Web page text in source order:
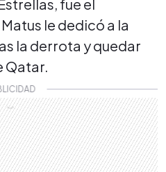
fue el
le dedicó a la
la derrota y quedar
Qatar.